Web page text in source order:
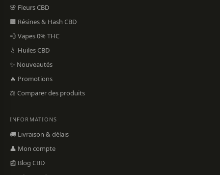
🌸 Fleurs CBD
🟫 Résines & Hash CBD
💨 Vapes 0% THC
💧 Huiles CBD
✨ Nouveautés
🔥 Promotions
⚖️ Comparer des produits
INFORMATIONS
🚚 Livraison & délais
👤 Mon compte
📰 Blog CBD